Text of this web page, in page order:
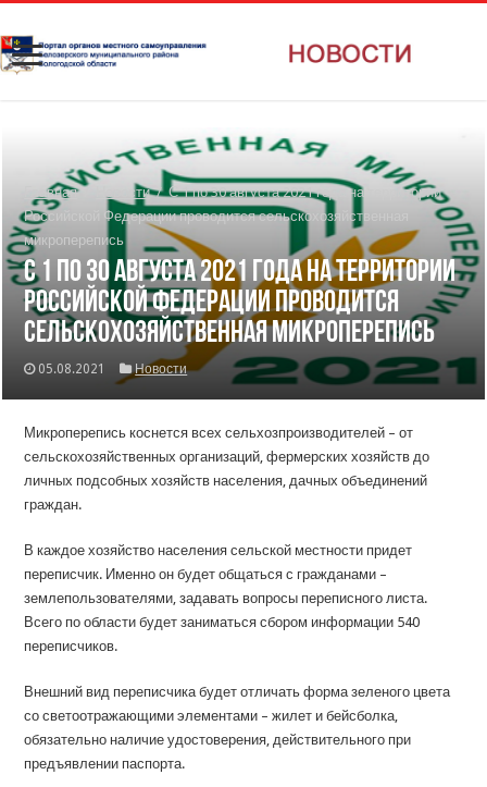
Главная / Новости / С 1 по 30 августа 2021 года на территории
Российской Федерации проводится сельскохозяйственная
микроперепись
С 1 по 30 августа 2021 года на территории
Российской Федерации проводится
сельскохозяйственная микроперепись
05.08.2021 Новости
Микроперепись коснется всех сельхозпроизводителей – от
сельскохозяйственных организаций, фермерских хозяйств до
личных подсобных хозяйств населения, дачных объединений
граждан.
В каждое хозяйство населения сельской местности придет
переписчик. Именно он будет общаться с гражданами –
землепользователями, задавать вопросы переписного листа.
Всего по области будет заниматься сбором информации 540
переписчиков.
Внешний вид переписчика будет отличать форма зеленого цвета
со светоотражающими элементами – жилет и бейсболка,
обязательно наличие удостоверения, действительного при
предъявлении паспорта.